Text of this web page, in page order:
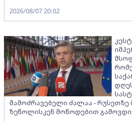
2026/08/07 20:02
მამოძრავებელი ძალაა -
ზეწოლისკენ მოწოდებით